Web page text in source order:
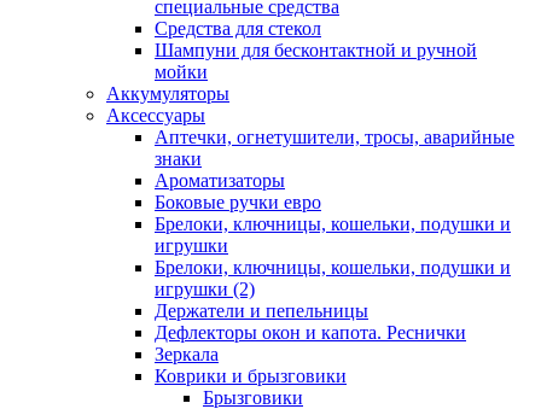
специальные средства
Средства для стекол
Шампуни для бесконтактной и ручной
мойки
Аккумуляторы
Аксессуары
Аптечки, огнетушители, тросы, аварийные
знаки
Ароматизаторы
Боковые ручки евро
Брелоки, ключницы, кошельки, подушки и
игрушки
Брелоки, ключницы, кошельки, подушки и
игрушки (2)
Держатели и пепельницы
Дефлекторы окон и капота. Реснички
Зеркала
Коврики и брызговики
Брызговики